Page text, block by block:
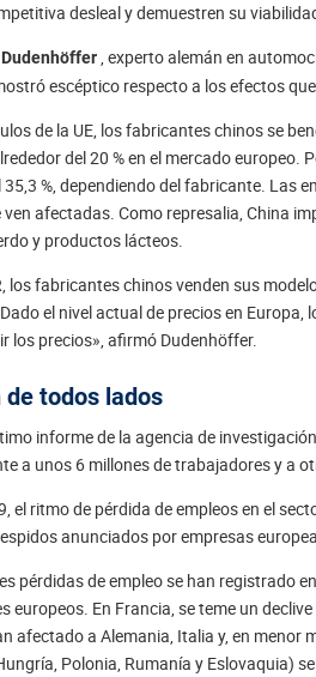
desleal y demuestren su
, experto alemán en
escéptico respecto a los efectos
de la UE, los fabricantes chinos se
del 20 % en el mercado
35,3 %, dependiendo del fabricante.
afectadas. Como represalia, China
y productos lácteos.
los fabricantes chinos venden sus
el nivel actual de precios en
los precios», afirmó Dudenhöffer.
de todos lados
informe de la agencia de
a unos 6 millones de trabajadores y a
el ritmo de pérdida de empleos en el
anunciados por empresas
pérdidas de empleo se han registrado
europeos. En Francia, se teme un
afectado a Alemania, Italia y, en menor
Polonia, Rumanía y Eslovaquia)